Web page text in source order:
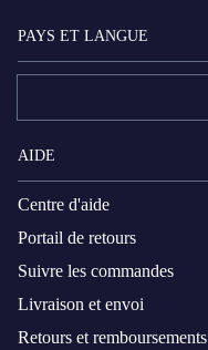
PAYS ET LANGUE
AIDE
Centre d'aide
Portail de retours
Suivre les commandes
Livraison et envoi
Retours et remboursements